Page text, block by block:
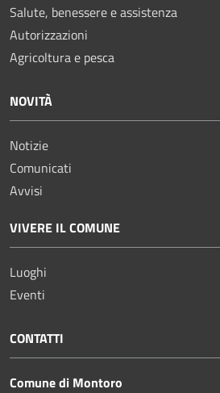
Salute, benessere e assistenza
Autorizzazioni
Agricoltura e pesca
NOVITÀ
Notizie
Comunicati
Avvisi
VIVERE IL COMUNE
Luoghi
Eventi
CONTATTI
Comune di Montoro